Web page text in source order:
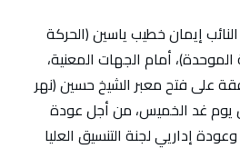
إيمان خطيب ياسين (الحركة
الموحدة)، أمام الجهات المعنية،
على فتح معبر الشيخ حسين (نهر
يوم غد الخميس، من أجل عودة
إداريي لجنة التنسيق العليا